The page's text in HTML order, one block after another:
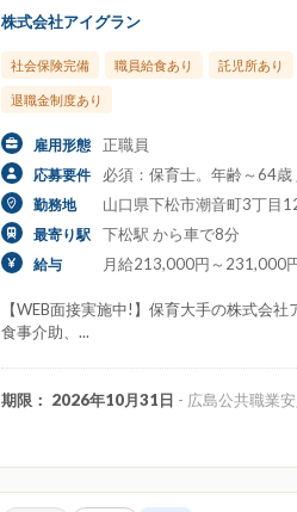
株式会社アイグラン
社会保険完備 職員給食あり 託児所あり
退職金制度あり
雇用形態 正職員
応募要件 必須：保育士。年齢～64歳
勤務地 山口県下松市潮音町3丁目
最寄り駅 下松駅 から車で8分
給与 月給213,000円～231,000
【WEB面接実施中!】保育大手の株式会
食事介助、...
期限： 2026年10月31日 - 広島公共職業